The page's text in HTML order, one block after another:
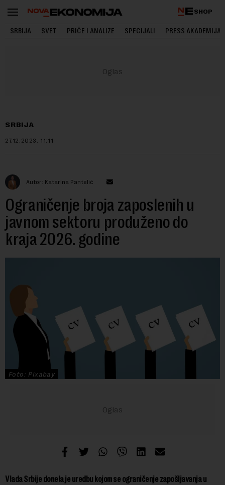
SHOP
SRBIJA SVET PRIČE I ANALIZE SPECIJALI PRESS AKADEMIJA
SRBIJA
27.12.2023. 11:11
Autor: Katarina Pantelić
Ograničenje broja zaposlenih u
javnom sektoru produženo do
kraja 2026. godine
Foto: Pixabay
Vlada Srbije donela je uredbu kojom se ograničenje zapošljavanja u